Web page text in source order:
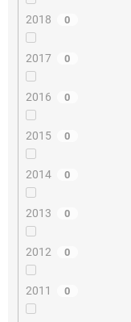
2018 0
2017 0
2016 0
2015 0
2014 0
2013 0
2012 0
2011 0